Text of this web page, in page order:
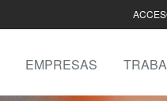
EMPRESAS